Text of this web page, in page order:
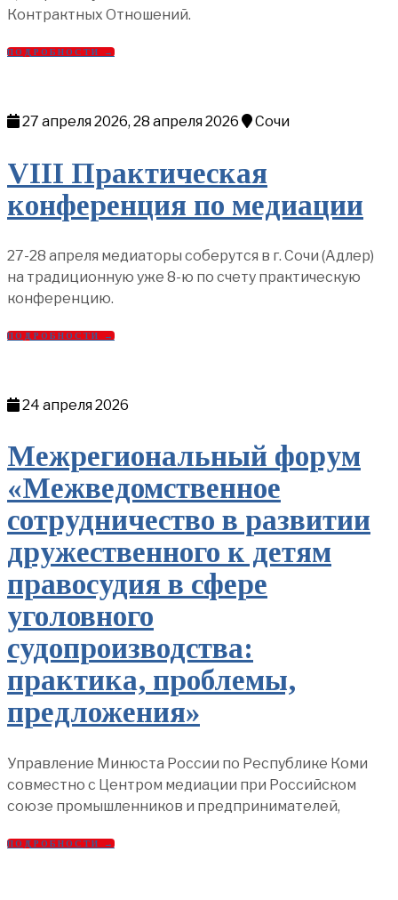
Контрактных Отношений.
ПОДРОБНОСТИ →
27 апреля 2026, 28 апреля 2026 Сочи
VIII Практическая
конференция по медиации
27-28 апреля медиаторы соберутся в г. Сочи (Адлер)
на традиционную уже 8-ю по счету практическую
конференцию.
ПОДРОБНОСТИ →
24 апреля 2026
Межрегиональный форум
«Межведомственное
сотрудничество в развитии
дружественного к детям
правосудия в сфере
уголовного
судопроизводства:
практика, проблемы,
предложения»
Управление Минюста России по Республике Коми
совместно с Центром медиации при Российском
союзе промышленников и предпринимателей,
ПОДРОБНОСТИ →